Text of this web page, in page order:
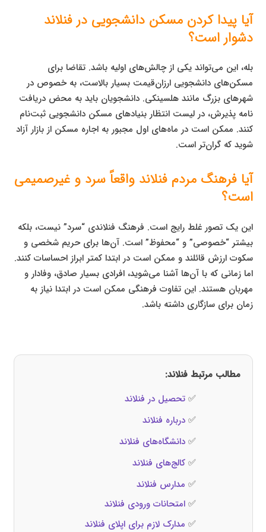
آیا پیدا کردن مسکن دانشجویی در فنلاند
دشوار است؟
بله، این می‌تواند یکی از چالش‌های اولیه باشد. تقاضا برای
مسکن‌های دانشجویی ارزان‌قیمت بسیار بالاست، به خصوص در
شهرهای بزرگ مانند هلسینکی. دانشجویان باید به محض دریافت
نامه پذیرش، در لیست انتظار بنیادهای مسکن دانشجویی ثبت‌نام
کنند. ممکن است در ماه‌های اول مجبور به اجاره مسکن از بازار آزاد
شوید که گران‌تر است.
آیا فرهنگ مردم فنلاند واقعاً سرد و غیرصمیمی
است؟
این یک تصور غلط رایج است. فرهنگ فنلاندی “سرد” نیست، بلکه
بیشتر “خصوصی” و “محفوظ” است. آن‌ها برای حریم شخصی و
سکوت ارزش قائلند و ممکن است در ابتدا کمتر ابراز احساسات کنند.
اما زمانی که با آن‌ها آشنا می‌شوید، افرادی بسیار صادق، وفادار و
مهربان هستند. این تفاوت فرهنگی ممکن است در ابتدا نیاز به
زمان برای سازگاری داشته باشد.
مطالب مرتبطفنلاند:
✅تحصیل در فنلاند
✅درباره فنلاند
✅دانشگاه‌های فنلاند
✅کالج‌های فنلاند
✅ مدارس فنلاند
✅امتحانات ورودی فنلاند
✅ مدارک لازم برای اپلای فنلاند